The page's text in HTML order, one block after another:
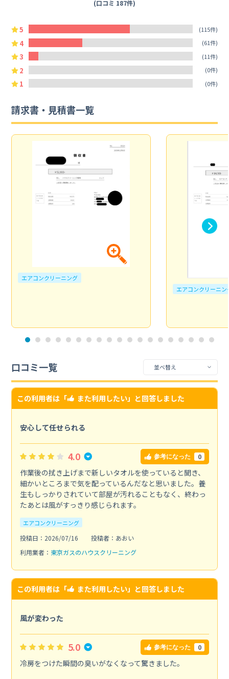
(口コミ 187件)
5 (115件)
4 (61件)
3 (11件)
2 (0件)
1 (0件)
請求書・見積書一覧
エアコンクリーニング
エアコンクリーニン
口コミ一覧
この利用者は「 また利用したい」と回答しました
安心して任せられる
4.0 参考になった 0
作業後の拭き上げまで新しいタオルを使っていると聞き、
細かいところまで気を配っているんだなと思いました。養
生もしっかりされていて部屋が汚れることもなく、終わっ
たあとは風がすっきり感じられます。
エアコンクリーニング
投稿日：2026/07/16
投稿者：あおい
利用業者： 東京ガスのハウスクリーニング
この利用者は「 また利用したい」と回答しました
風が変わった
5.0 参考になった 0
冷房をつけた瞬間の臭いがなくなって驚きました。